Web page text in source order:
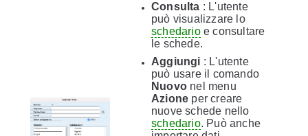
Consulta : L'utente
può visualizzare lo
schedarioe consultare
le schede.
Aggiungi : L'utente
può usare il comando
Nuovo nel menu
Azione per creare
nuove schede nello
schedario. Può anche